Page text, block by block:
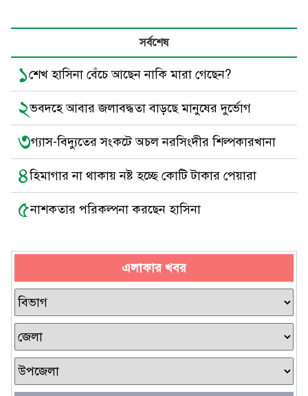
সর্বশেষ
১শেখ হাসিনা বেঁচে আছেন নাকি মারা গেছেন?
২ভবদহে আবার জলাবদ্ধতা বাড়ছে মানুষের দুর্ভোগ
৩গ্যাস-বিদ্যুতের সংকটে অচল নরসিংদীর শিল্পকারখানা
৪হিমাগার না থাকায় নষ্ট হচ্ছে কোটি টাকার পেয়ারা
৫নাশকতার পরিকল্পনা করছেন হাসিনা
এলাকার খবর